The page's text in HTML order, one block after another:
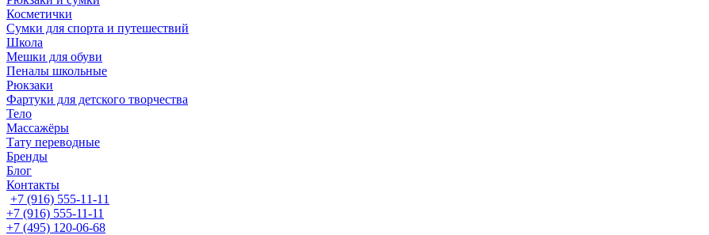
Косметички
Сумки для спорта и путешествий
Школа
Мешки для обуви
Пеналы школьные
Рюкзаки
Фартуки для детского творчества
Тело
Массажёры
Тату переводные
Бренды
Блог
Контакты
+7 (916) 555-11-11
+7 (916) 555-11-11
+7 (495) 120-06-68